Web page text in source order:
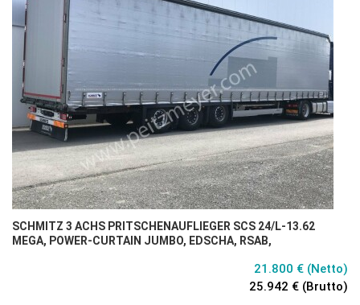
SCHMITZ 3 ACHS PRITSCHENAUFLIEGER SCS 24/L-13.62
MEGA, POWER-CURTAIN JUMBO, EDSCHA, RSAB,
21.800 € (Netto)
25.942 € (Brutto)